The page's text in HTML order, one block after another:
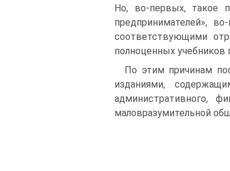
Но, во-первых, такое
предпринимателей»,
соответствующими
полноценных учебников
По этим причинам
изданиями,
административного,
маловразумительной